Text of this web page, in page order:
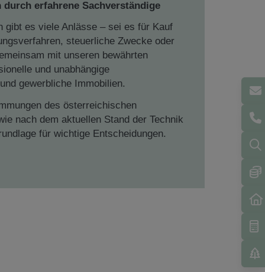
erfahrene Sachverständige
gibt es viele Anlässe – sei es für Kauf
steuerliche Zwecke oder
mit unseren bewährten
und unabhängige
gewerbliche Immobilien.
des österreichischen
nach dem aktuellen Stand der Technik
für wichtige Entscheidungen.